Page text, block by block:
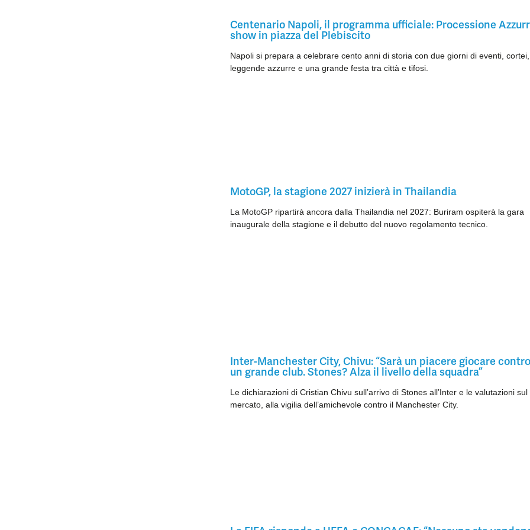
Centenario Napoli, il programma ufficiale: Processione
show in piazza del Plebiscito
Napoli si prepara a celebrare cento anni di storia con due giorni di eventi, cortei,
leggende azzurre e una grande festa tra città e tifosi.
MotoGP, la stagione 2027 inizierà in Thailandia
La MotoGP ripartirà ancora dalla Thailandia nel 2027: Buriram ospiterà la gara
inaugurale della stagione e il debutto del nuovo regolamento tecnico.
Inter-Manchester City, Chivu: “Sarà un piacere giocare contro
un grande club. Stones? Alza il livello della squadra”
Le dichiarazioni di Cristian Chivu sull’arrivo di Stones all’Inter e le valutazioni sul
mercato, alla vigilia dell’amichevole contro il Manchester City.